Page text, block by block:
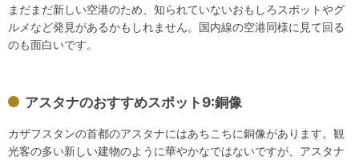
まだまだ新しい空港のため、知られていないおもしろスポットやグ
ルメなど発見があるかもしれません。国内線の空港同様に見て回る
のも面白いです。
アスタナのおすすめスポット9:銅像
カザフスタンの首都のアスタナにはあちこちに銅像があります。観
光客の多い新しい建物のように華やかなではないですが、アスタナ